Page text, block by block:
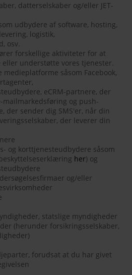
datterselskaber og/eller JET-
udbydere af software, hosting,
logistik,
osv.
forskellige aktiviteter for at
understøtte vores tjenester.
såsom Facebook,
eCRM-partnere, der
og push-
der sender dig SMS'er, når din
der leverer din
og korttjenesteudbydere såsom
her) og
og/eller
statslige myndigheder
(herunder forsikringsselskaber,
forudsat at du har givet